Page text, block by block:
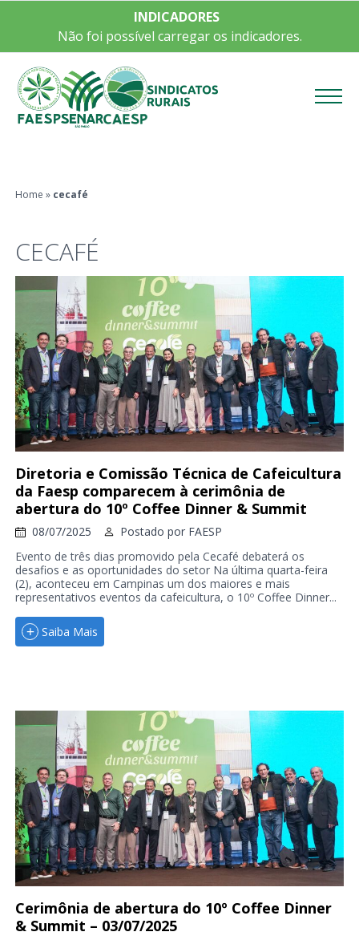
INDICADORES
Não foi possível carregar os indicadores.
Home » cecafé
CECAFÉ
Diretoria e Comissão Técnica de Cafeicultura
da Faesp comparecem à cerimônia de
abertura do 10º Coffee Dinner & Summit
08/07/2025 Postado por FAESP
Evento de três dias promovido pela Cecafé debaterá os
desafios e as oportunidades do setor Na última quarta-feira
(2), aconteceu em Campinas um dos maiores e mais
representativos eventos da cafeicultura, o 10º Coffee Dinner...
Saiba Mais
Cerimônia de abertura do 10º Coffee Dinner
& Summit – 03/07/2025